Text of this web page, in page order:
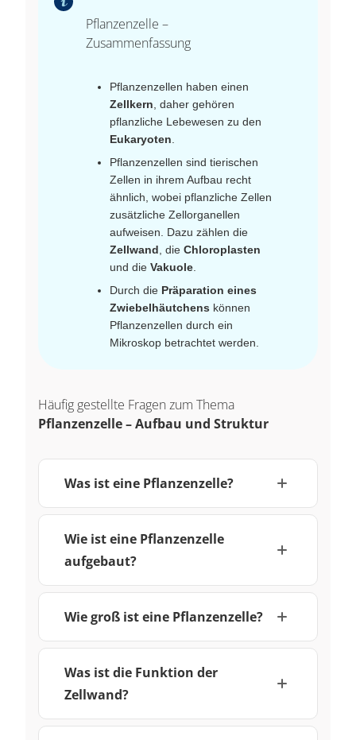
Pflanzenzelle –
Zusammenfassung
Pflanzenzellen haben einen
Zellkern , daher gehören
pflanzliche Lebewesen zu den
Eukaryoten
Pflanzenzellen sind tierischen
Zellen in ihrem Aufbau recht
ähnlich, wobei pflanzliche Zellen
zusätzliche Zellorganellen
aufweisen. Dazu zählen die
Zellwand , die Chloroplasten
und die Vakuole
Durch die Präparation eines
Zwiebelhäutchens können
Pflanzenzellen durch ein
Mikroskop betrachtet werden.
Häufig gestellte Fragen zum Thema
Pflanzenzelle – Aufbau und Struktur
Was ist eine Pflanzenzelle?
Wie ist eine Pflanzenzelle
aufgebaut?
Wie groß ist eine Pflanzenzelle?
Was ist die Funktion der
Zellwand?